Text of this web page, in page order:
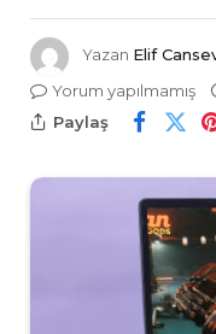
Yazan Elif
Yorum yapılmamış
Paylaş